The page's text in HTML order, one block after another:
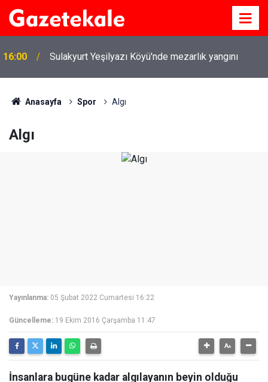
16:00 Sulakyurt Yeşilyazı Köyü'nde mezarlık yangını
Anasayfa Spor Algı
Algı
Yayınlanma: 05 Şubat 2022 Cumartesi 16:22
Güncelleme: 19 Ekim 2016 Çarşamba 11:47
İnsanlara bugüne kadar algılayanın beyin olduğu